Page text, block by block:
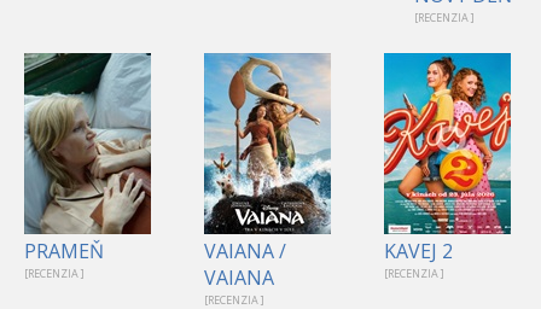
[RECENZIA ]
PRAMEŇ
[RECENZIA ]
VAIANA /
VAIANA
[RECENZIA ]
KAVEJ 2
[RECENZIA ]